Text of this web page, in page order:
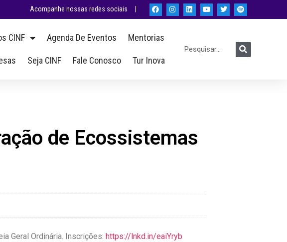
Acompanhe nossas redes sociais |
CINF Agenda De Eventos Mentorias
Seja CINF Fale Conosco Tur Inova
de Ecossistemas
Geral Ordinária. Inscrições: https://lnkd.in/eaiYryb